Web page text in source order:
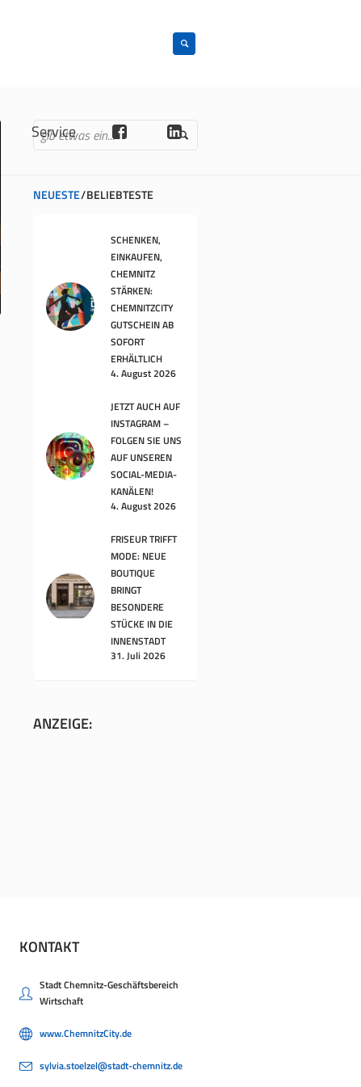
Service
NEUESTE BELIEBTESTE
SCHENKEN,
EINKAUFEN,
CHEMNITZ
STÄRKEN:
CHEMNITZCITY
GUTSCHEIN AB
SOFORT
ERHÄLTLICH
4. August 2026
JETZT AUCH AUF
INSTAGRAM –
FOLGEN SIE UNS
AUF UNSEREN
SOCIAL-MEDIA-
KANÄLEN!
4. August 2026
FRISEUR TRIFFT
MODE: NEUE
BOUTIQUE
BRINGT
BESONDERE
STÜCKE IN DIE
INNENSTADT
31. Juli 2026
ANZEIGE:
KONTAKT
Stadt Chemnitz-Geschäftsbereich
Wirtschaft
www.ChemnitzCity.de
sylvia.stoelzel@stadt-chemnitz.de